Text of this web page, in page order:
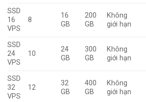
SSD
16
VPS
8
16
GB
200
GB
Không
giới hạn
SSD
24
VPS
10
24
GB
300
GB
Không
giới hạn
SSD
32
VPS
12
32
GB
400
GB
Không
giới hạn